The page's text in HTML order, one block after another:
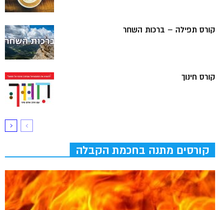
קורס תפילה – ברכות השחר
קורס חינוך
קורסים מתנה בחכמת הקבלה